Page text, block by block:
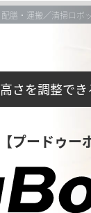
配膳・運搬／清掃ロボ
高さを調整でき
【プードゥー